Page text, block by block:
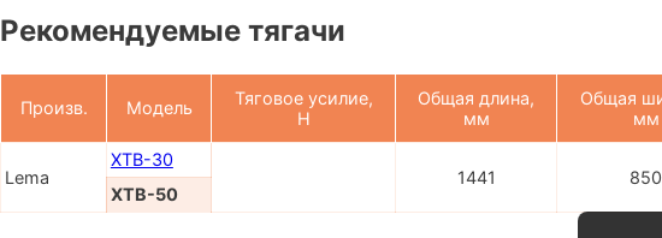
Рекомендуемые тягачи
Произв. Модель
Тяговое усилие,
H
Общая длина,
мм
Общая
мм
Lema
XTB-30
1441
850
XTB-50